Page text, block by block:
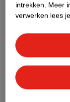
Nature
intrekken. Meer
verwerken lees